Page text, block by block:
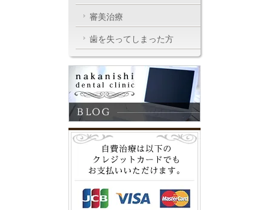
審美治療
歯を失ってしまった方